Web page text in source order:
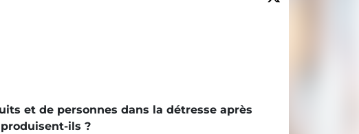
et de personnes dans la détresse après
ils ?